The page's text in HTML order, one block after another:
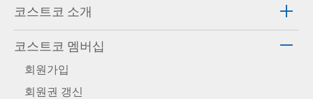
코스트코 소개
코스트코 멤버십
회원가입
회원권 갱신